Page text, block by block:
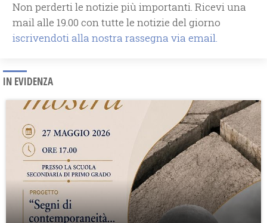
Non perderti le notizie più importanti. Ricevi una
mail alle 19.00 con tutte le notizie del giorno
iscrivendoti alla nostra rassegna via email.
IN EVIDENZA